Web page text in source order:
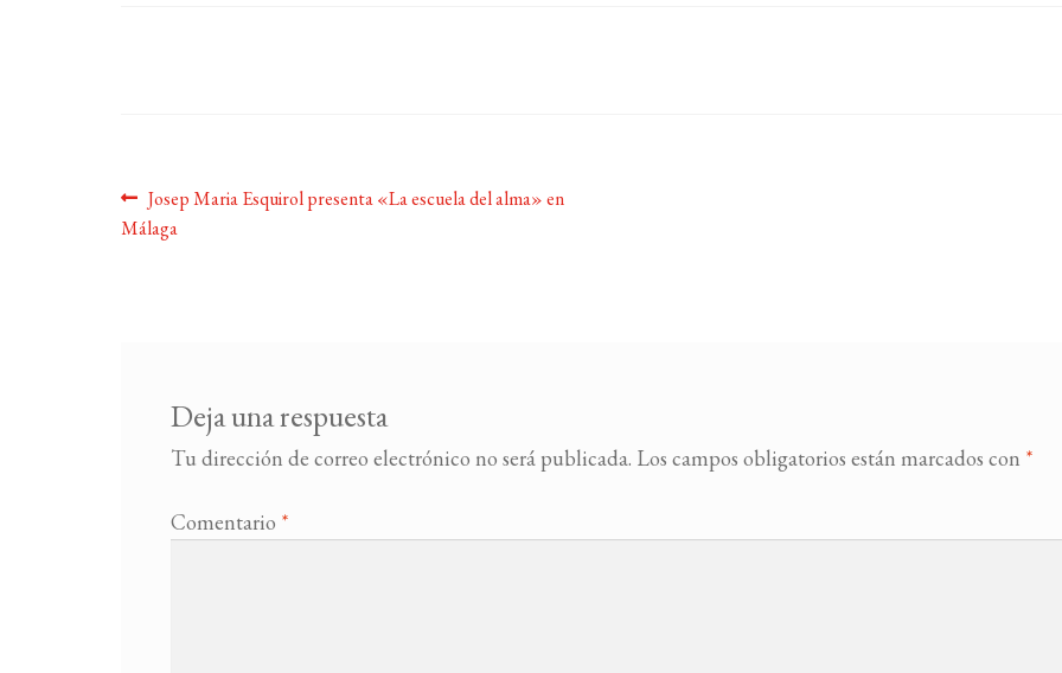
Navegación
de
Anterior:
Josep Maria Esquirol presenta «La escuela del alma» en
Málaga
Deja una respuesta
Tu dirección de correo electrónico no será publicada. Los campos obligatorios están marcados con *
Comentario *